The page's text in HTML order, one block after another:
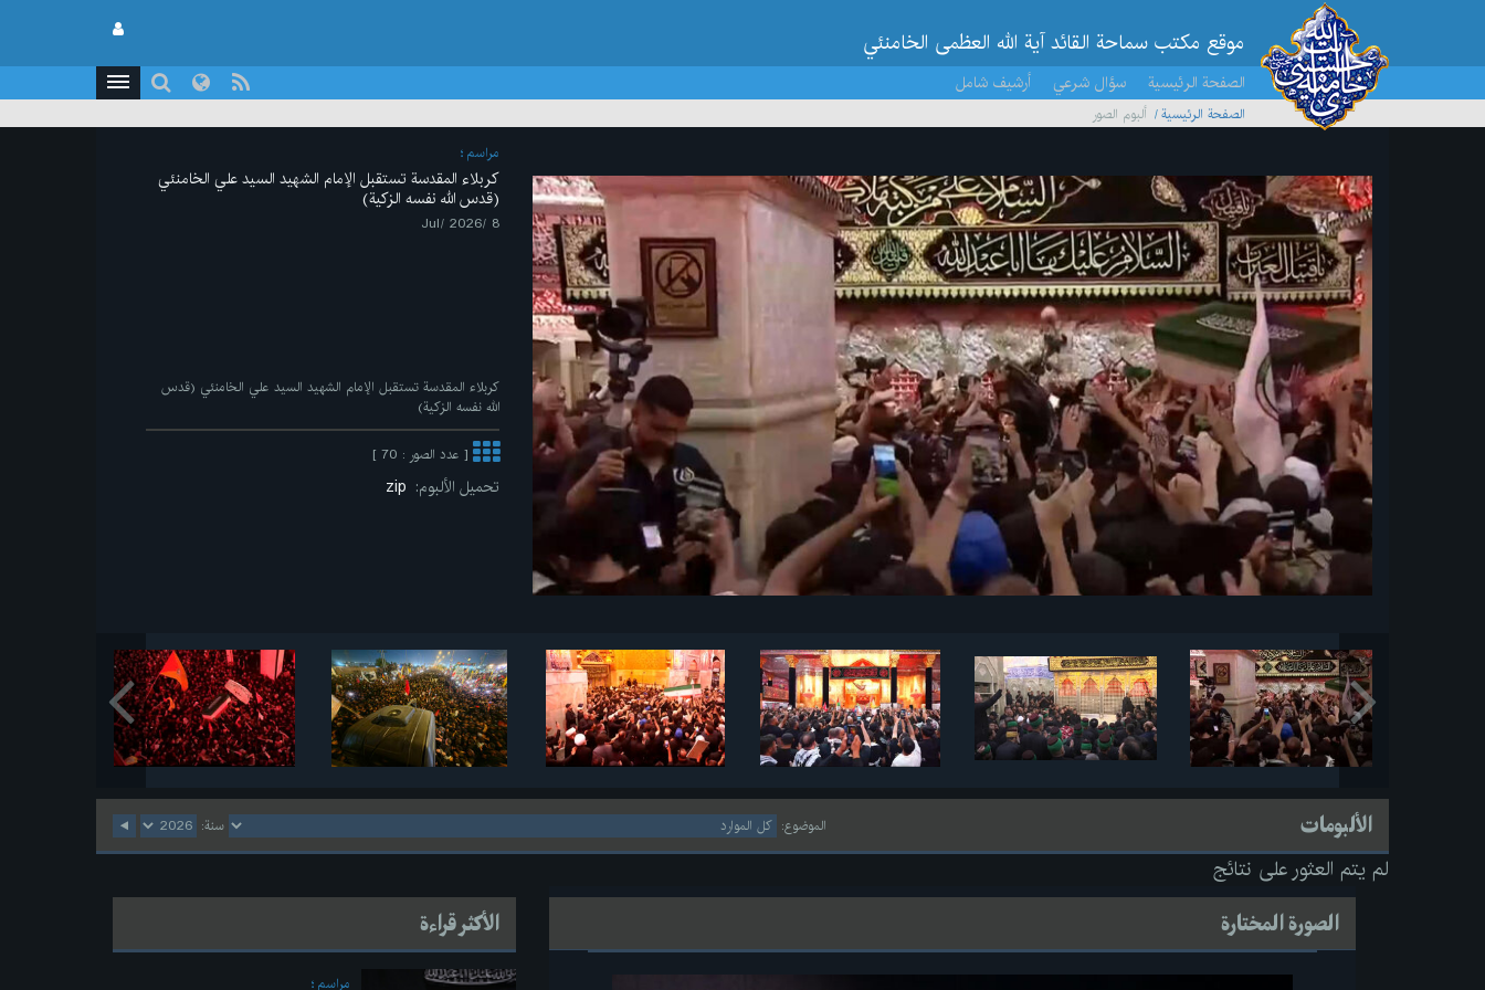
موقع مکتب سماحة القائد آية الله العظمى الخامنئي
الصفحة الرئيسية سؤال شرعي أرشيف شامل
الصفحة الرئيسية
ألبوم الصور
مراسم
كربلاء المقدسة تستقبل الإمام الشهيد السيد علي الخامنئي
(قدس الله نفسه الزكية)
8 /Jul/ 2026
كربلاء المقدسة تستقبل الإمام الشهيد السيد علي الخامنئي (قدس
الله نفسه الزكية)
[ عدد الصور : 70 ]
تحميل الألبوم:
الألبومات الموضوع: سنة:
لم يتم العثور على نتائج
الصورة المختارة الأكثر قراءة
مراسم